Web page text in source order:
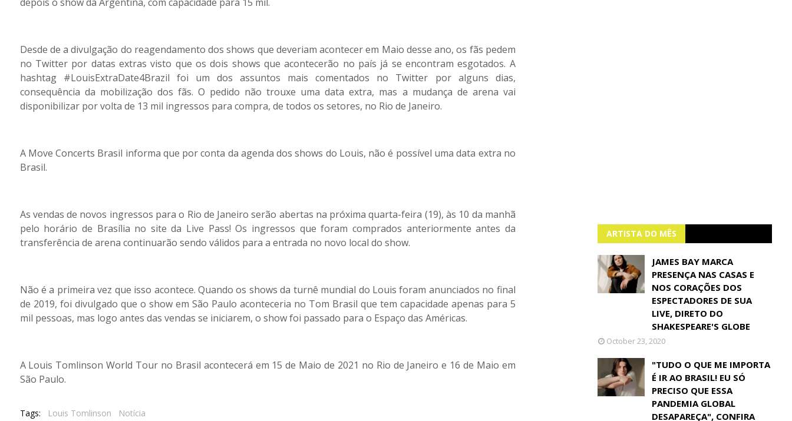
Desde de a divulgação do reagendamento dos shows que deveriam acontecer em Maio desse ano, os fãs pedem
no Twitter por datas extras visto que os dois shows que acontecerão no país já se encontram esgotados. A
hashtag #LouisExtraDate4Brazil foi um dos assuntos mais comentados no Twitter por alguns dias,
consequência da mobilização dos fãs. O pedido não trouxe uma data extra, mas a mudança de arena vai
disponibilizar por volta de 13 mil ingressos para compra, de todos os setores, no Rio de Janeiro.
A Move Concerts Brasil informa que por conta da agenda dos shows do Louis, não é possível uma data extra no
Brasil.
As vendas de novos ingressos para o Rio de Janeiro serão abertas na próxima quarta-feira (19), às 10 da manhã
pelo horário de Brasília no site da Live Pass! Os ingressos que foram comprados anteriormente antes da
transferência de arena continuarão sendo válidos para a entrada no novo local do show.
Não é a primeira vez que isso acontece. Quando os shows da turnê mundial do Louis foram anunciados no final
de 2019, foi divulgado que o show em São Paulo aconteceria no Tom Brasil que tem capacidade apenas para 5
mil pessoas, mas logo antes das vendas se iniciarem, o show foi passado para o Espaço das Américas.
A Louis Tomlinson World Tour no Brasil acontecerá em 15 de Maio de 2021 no Rio de Janeiro e 16 de Maio em
São Paulo.
Tags: Louis Tomlinson Notícia
ARTISTA DO MÊS
JAMES BAY MARCA
PRESENÇA NAS CASAS E
NOS CORAÇÕES DOS
ESPECTADORES DE SUA
LIVE, DIRETO DO
SHAKESPEARE'S GLOBE
October 23, 2020
"TUDO O QUE ME IMPORTA
É IR AO BRASIL! EU SÓ
PRECISO QUE ESSA
PANDEMIA GLOBAL
DESAPAREÇA", CONFIRA